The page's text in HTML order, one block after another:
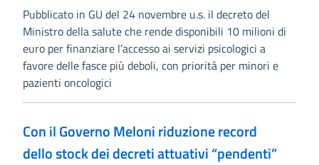
Pubblicato in GU del 24 novembre u.s. il decreto del
Ministro della salute che rende disponibili 10 milioni di
euro per finanziare l’accesso ai servizi psicologici a
favore delle fasce più deboli, con priorità per minori e
pazienti oncologici
Con il Governo Meloni riduzione record
dello stock dei decreti attuativi “pendenti”